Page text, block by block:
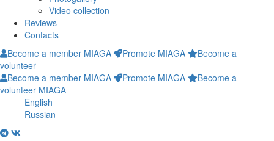
Video collection
Reviews
Contacts
Become a member MIAGA
Promote MIAGA
Become a
volunteer
Become a member MIAGA
Promote MIAGA
Become a
volunteer MIAGA
English
Russian